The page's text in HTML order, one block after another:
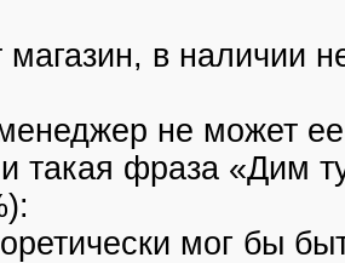
в наличии
не может
такая фраза «Дим
мог бы